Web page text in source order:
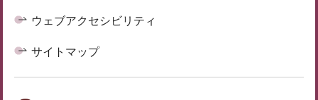
ウェブアクセシビリティ
サイトマップ